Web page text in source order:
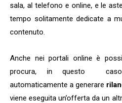
sala, al telefono e online, e le aste
tempo solitamente dedicate a
contenuto.
Anche nei portali online è
procura, in questo
automaticamente a generare
viene eseguita un’offerta da un